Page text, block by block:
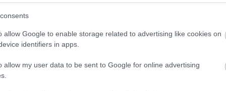
allow Google to enable storage related to advertising like cookies on
identifiers in apps.
allow my user data to be sent to Google for online advertising
করতে সাহায্য করতে পারে।